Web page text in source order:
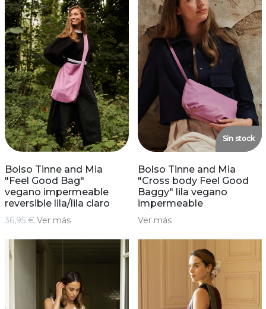
Bolso Tinne and Mia
"Feel Good Bag"
vegano impermeable
reversible lila/lila claro
36,95 € Ver más
Sin stock
Bolso Tinne and Mia
"Cross body Feel Good
Baggy" lila vegano
impermeable
Ver más